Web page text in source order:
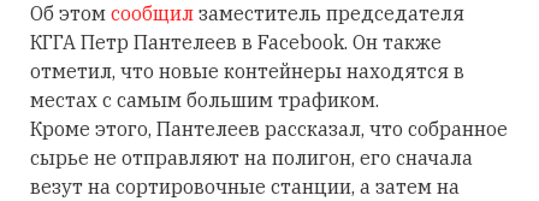
Об этом сообщил заместитель председателя
КГГА Петр Пантелеев в Facebook. Он также
отметил, что новые контейнеры находятся в
местах с самым большим трафиком.
Кроме этого, Пантелеев рассказал, что собранное
сырье не отправляют на полигон, его сначала
везут на сортировочные станции, а затем на